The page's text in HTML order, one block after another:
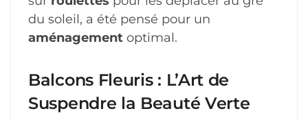
du soleil, a été pensé pour un
aménagement optimal.
Balcons Fleuris : L’Art de
Suspendre la Beauté Verte